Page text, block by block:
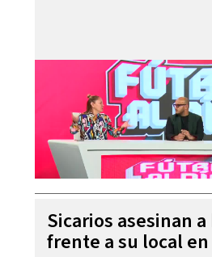
Sicarios asesinan
frente a su local